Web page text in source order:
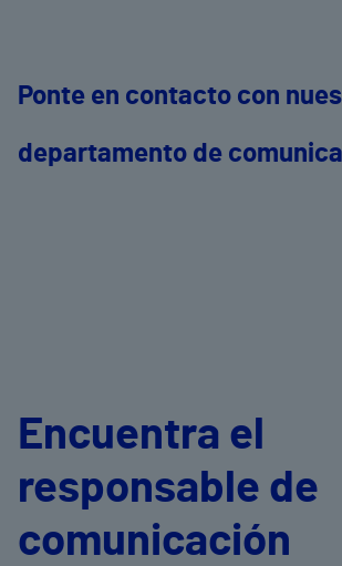
Ponte en contacto con
departamento de
Encuentra el
responsable de
comunicación